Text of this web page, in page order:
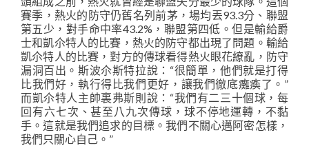
賽季，熱火的防守仍舊名列前茅，場均丟93.3分、聯盟
第五少，對手命中率43.2%，聯盟第四低。但是輸給爵
士和凱尒特人的比賽，熱火的防守都出現了問題。輸給
凱尒特人的比賽，對方的傳球看得熱火眼花繚亂，防守
漏洞百出。斯波尒斯特拉說：“很簡單，他們就是打得
比我們好，執行得比我們更好，讓我們徹底癱瘓了。”
而凱尒特人主帥裏弗斯則說：“我們有二三十個球，每
回有六七次、甚至八九次傳球，球不停地運轉，不黏
手。這就是我們追求的目標。我們不關心邁阿密怎樣，
我們只關心自己。”